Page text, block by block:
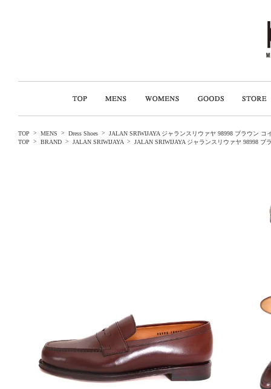
TOP > MENS > Dress Shoes >
JALAN SRIWIJAYA ジャランスリウァヤ 98998 ブラウン
TOP
> BRAND > JALAN SRIWIJAYA > JALAN SRIWIJAYA ジャランスリウァヤ 98998